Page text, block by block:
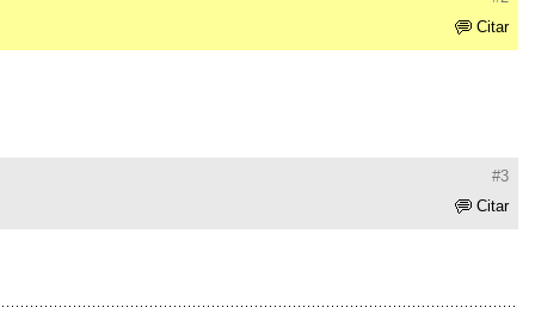
Citar
#3
Citar